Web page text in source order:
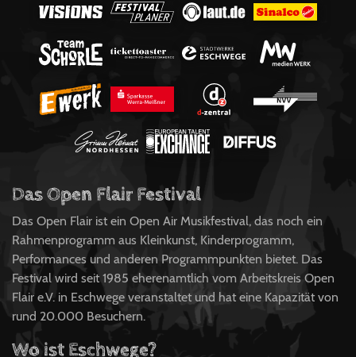
Das Open Flair Festival
Das Open Flair ist ein Open Air Musikfestival, das noch ein
Rahmenprogramm aus Kleinkunst, Kinderprogramm,
Performances und anderen Programmpunkten bietet. Das
Festival wird seit 1985 eherenamtlich vom Arbeitskreis Open
Flair e.V. in Eschwege veranstaltet und hat eine Kapazität von
rund 20.000 Besuchern.
Wo ist Eschwege?